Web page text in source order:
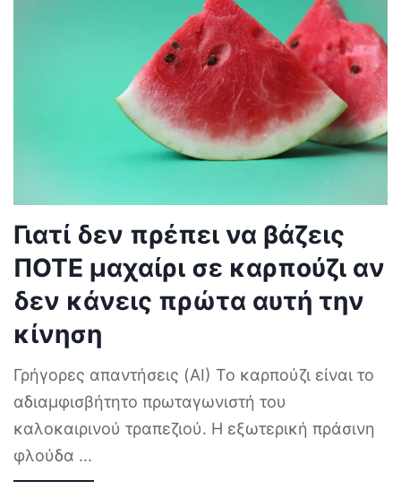
Γιατί δεν πρέπει να βάζεις
ΠΟΤΕ μαχαίρι σε καρπούζι αν
δεν κάνεις πρώτα αυτή την
κίνηση
Γρήγορες απαντήσεις (AI) Το καρπούζι είναι το
αδιαμφισβήτητο πρωταγωνιστή του
καλοκαιρινού τραπεζιού. Η εξωτερική πράσινη
φλούδα ...